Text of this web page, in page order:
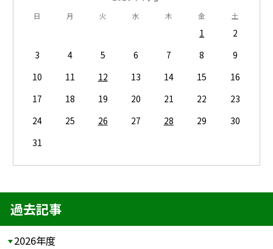
日 月 火 水 木 金 土
1
2
3
4 5 6 7 8
9
10
11 12 13 14 15
16
17
18 19 20 21 22
23
24
25 26 27 28 29
30
31
過去記事
2026年度